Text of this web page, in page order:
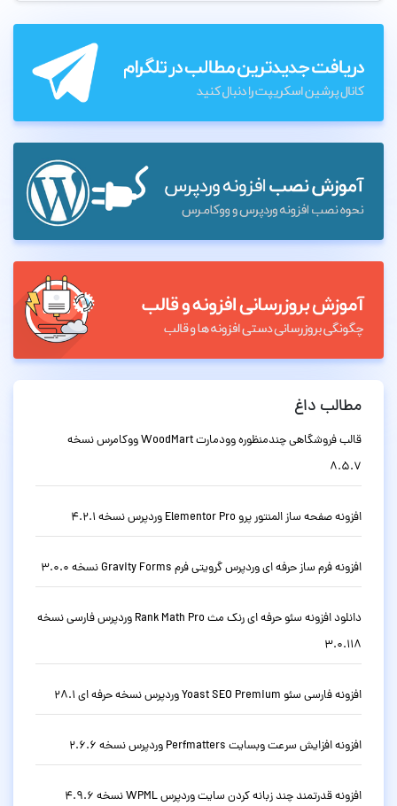
مطالب داغ
قالب فروشگاهی چندمنظوره وودمارت WoodMart ووکامرس نسخه
8.5.7
افزونه صفحه ساز المنتور پرو Elementor Pro وردپرس نسخه 4.2.1
افزونه فرم ساز حرفه ای وردپرس گرویتی فرم Gravity Forms نسخه 3.0.0
دانلود افزونه سئو حرفه ای رنک مث Rank Math Pro وردپرس فارسی نسخه
3.0.118
افزونه فارسی سئو Yoast SEO Premium وردپرس نسخه حرفه ای 28.1
افزونه افزایش سرعت وبسایت Perfmatters وردپرس نسخه 2.6.6
افزونه قدرتمند چند زبانه کردن سایت وردپرس WPML نسخه 4.9.6